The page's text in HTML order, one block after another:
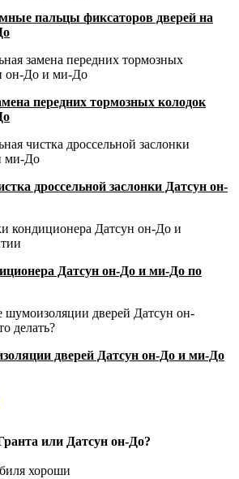
пальцы фиксаторов дверей на
передних тормозных колодок
дроссельной заслонки Датсун он-
Датсун он-До и ми-До по
дверей Датсун он-До и ми-До
или Датсун он-До?
хороши